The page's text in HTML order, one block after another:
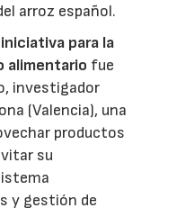
arroz español.
iniciativa para la
alimentario fue
investigador
(Valencia), una
productos
su
y gestión de